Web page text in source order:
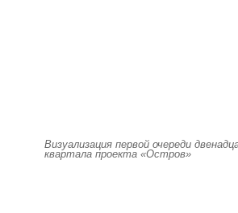
Визуализация первой очереди
квартала проекта «Остров»